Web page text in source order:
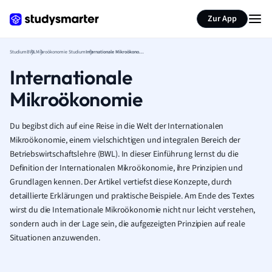
Zur App
StudiumBWLMikroökonomie Studium Internationale Mikroökonomie
Internationale
Mikroökonomie
Du begibst dich auf eine Reise in die Welt der Internationalen
Mikroökonomie, einem vielschichtigen und integralen Bereich der
Betriebswirtschaftslehre (BWL). In dieser Einführung lernst du die
Definition der Internationalen Mikroökonomie, ihre Prinzipien und
Grundlagen kennen. Der Artikel vertiefst diese Konzepte, durch
detaillierte Erklärungen und praktische Beispiele. Am Ende des Textes
wirst du die Internationale Mikroökonomie nicht nur leicht verstehen,
sondern auch in der Lage sein, die aufgezeigten Prinzipien auf reale
Situationen anzuwenden.